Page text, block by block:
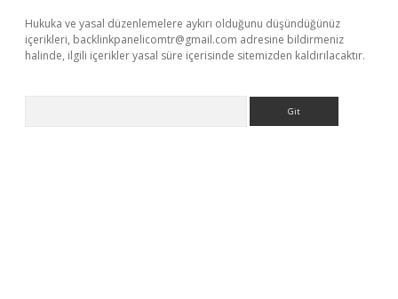
Hukuka ve yasal düzenlemelere aykırı olduğunu düşündüğünüz
içerikleri, backlinkpanelicomtr@gmail.com adresine bildirmeniz
halinde, ilgili içerikler yasal süre içerisinde sitemizden kaldırılacaktır.